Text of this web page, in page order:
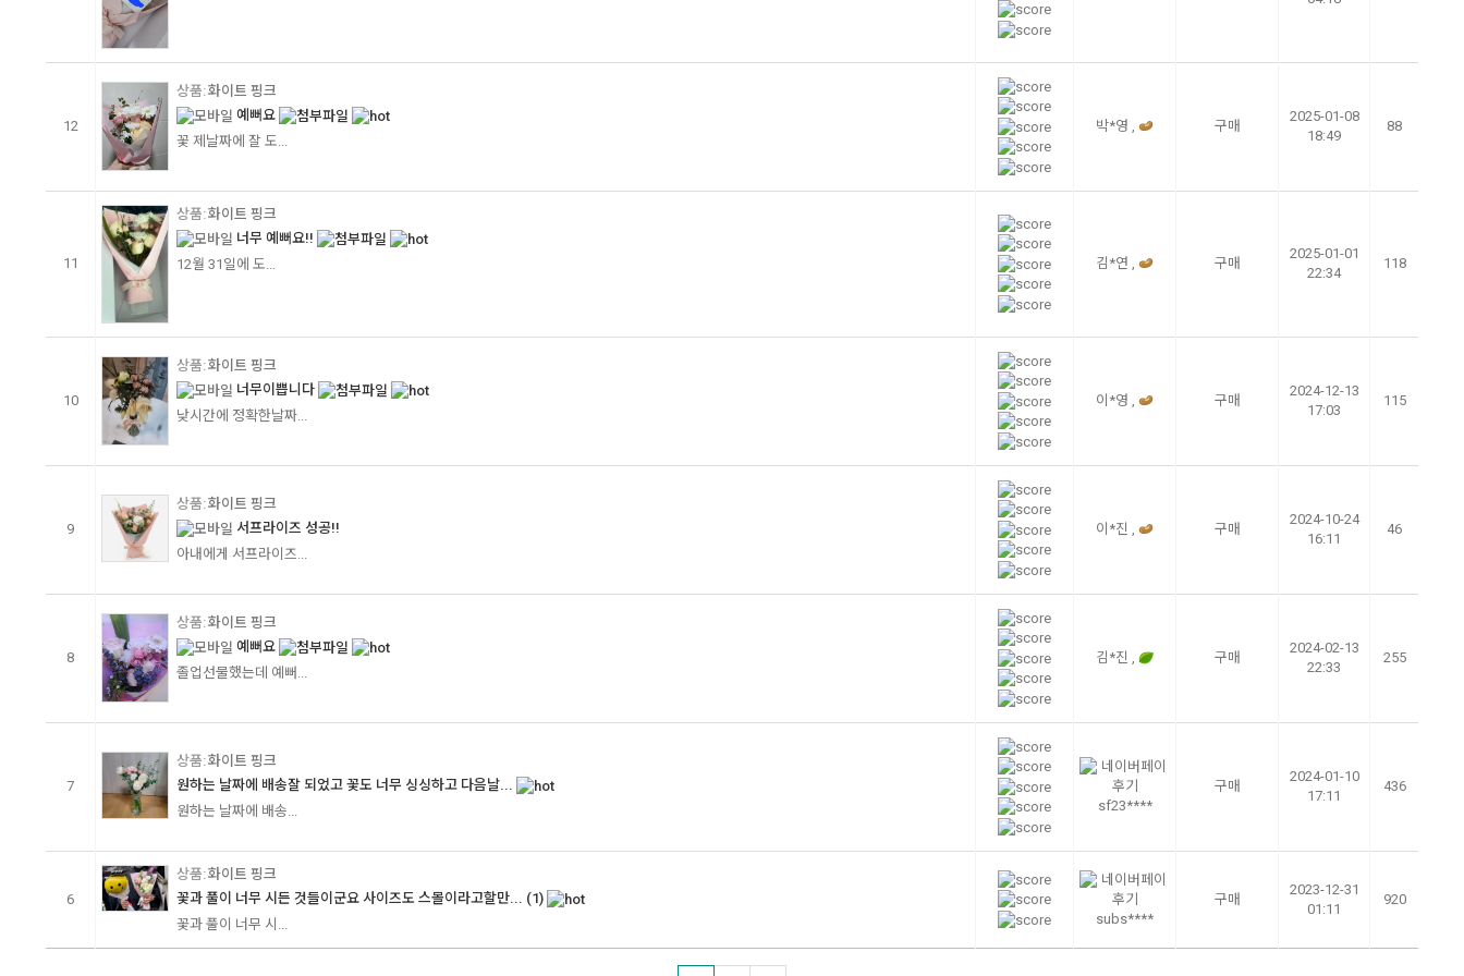
12
화이트 핑크
예뻐요
꽃 제날짜에 잘 도...
박*영 , 구매
2025-01-08
18:49
88
11
화이트 핑크
너무 예뻐요!!
12월 31일에 도...
김*연 , 구매
2025-01-01
22:34
118
10
화이트 핑크
너무이쁩니다
낮시간에 정확한날짜...
이*영 , 구매
2024-12-13
17:03
115
9
화이트 핑크
서프라이즈 성공!!
아내에게 서프라이즈...
이*진 , 구매
2024-10-24
16:11
46
8
화이트 핑크
예뻐요
졸업선물했는데 예뻐...
김*진 , 구매
2024-02-13
22:33
255
7
화이트 핑크
원하는 날짜에 배송잘 되었고 꽃도 너무 싱싱하고 다음날...
원하는 날짜에 배송...
sf23****
구매
2024-01-10
17:11
436
6
화이트 핑크
꽃과 풀이 너무 시든 것들이군요 사이즈도 스몰이라고할만... (1)
꽃과 풀이 너무 시...
subs****
구매
2023-12-31
01:11
920